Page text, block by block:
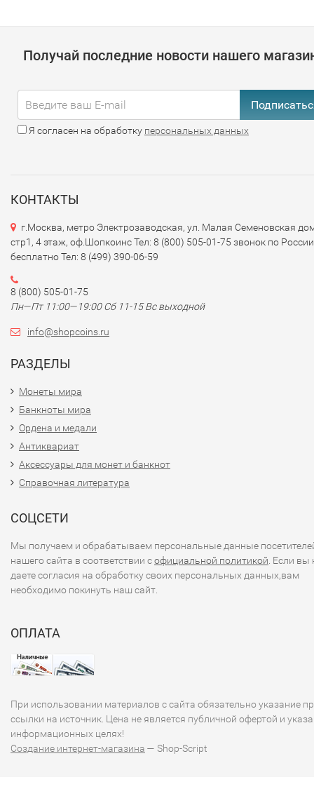
Получай последние новости нашего
Я согласен на обработку персональных данных
КОНТАКТЫ
г.Москва, метро Электрозаводская, ул. Малая Семеновская
стр1, 4 этаж, оф.Шопкоинс Тел: 8 (800) 505-01-75 звонок по России
бесплатно Тел: 8 (499) 390-06-59
8 (800) 505-01-75
Пн—Пт 11:00—19:00 Сб 11-15 Вс выходной
info@shopcoins.ru
РАЗДЕЛЫ
Монеты мира
Банкноты мира
Ордена и медали
Антиквариат
Аксессуары для монет и банкнот
Справочная литература
СОЦСЕТИ
Мы получаем и обрабатываем персональные данные
нашего сайта в соответствии софициальной политикой. Если вы
даете согласия на обработку своих персональных данных,вам
необходимо покинуть наш сайт.
ОПЛАТА
При использовании материалов с сайта обязательно указание
ссылки на источник. Цена не является публичной офертой и
информационных целях!
Создание интернет-магазина — Shop-Script